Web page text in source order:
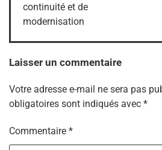
continuité et de
modernisation
Laisser un commentaire
Votre adresse e-mail ne sera pas
obligatoires sont indiqués avec *
Commentaire *